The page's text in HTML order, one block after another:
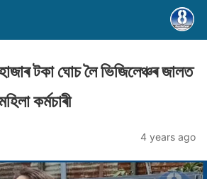
টকা ঘােচ লৈ ভিজিলেঞ্চৰ জালত
কৰ্মচাৰী
4 years ago